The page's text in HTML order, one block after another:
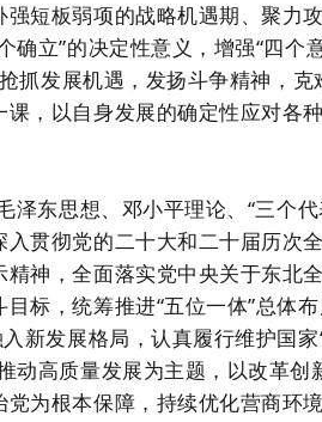
短板弱项的战略机遇期、聚力攻
立”的决定性意义，增强“四个
抓发展机遇，发扬斗争精神，克
，以自身发展的确定性应对各
泽东思想、邓小平理论、“三个
贯彻党的二十大和二十届历次
神，全面落实党中央关于东北
标，统筹推进“五位一体”总体
新发展格局，认真履行维护国家
动高质量发展为主题，以改革创
为根本保障，持续优化营商环